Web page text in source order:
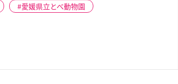
愛媛県立とべ動物園